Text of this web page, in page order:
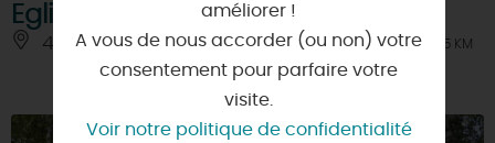
Eglise Saint-Hilaire
45270 - LADON À 7.5 KM
améliorer !
A vous de nous accorder (ou non) votre
consentement pour parfaire votre
visite.
Voir notre politique de confidentialité